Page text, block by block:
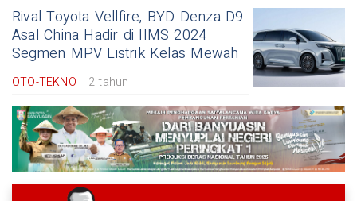
Rival Toyota Vellfire, BYD Denza D9
Asal China Hadir di IIMS 2024
Segmen MPV Listrik Kelas Mewah
OTO-TEKNO 2 tahun